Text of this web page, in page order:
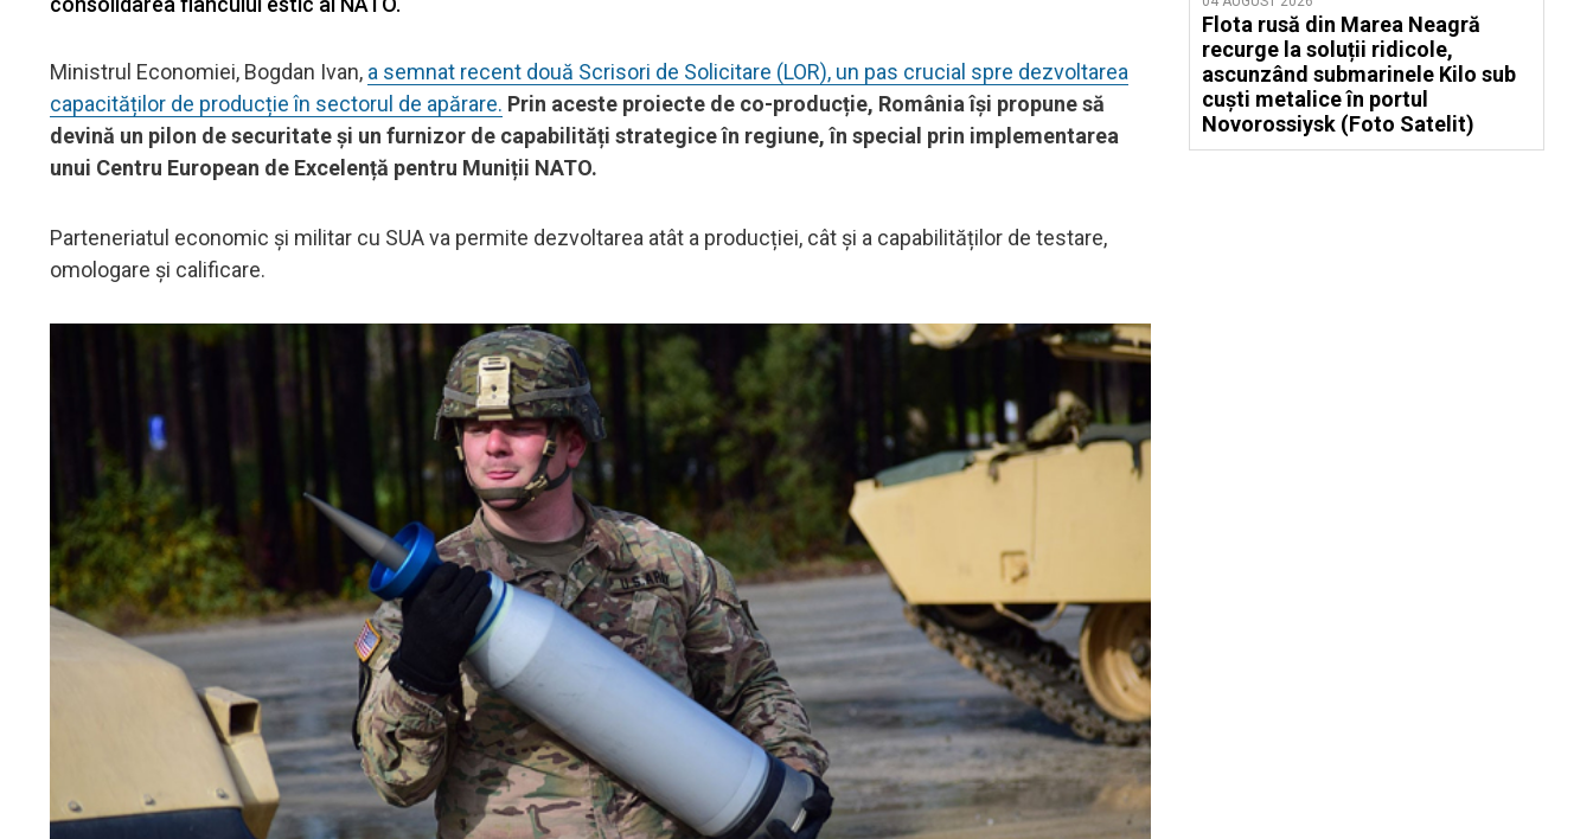
Ministrul Economiei, Bogdan Ivan, a semnat recent două Scrisori de Solicitare (LOR), un pas crucial spre dezvoltarea
capacităților de producție în sectorul de apărare. Prin aceste proiecte de co-producție, România își propune să
devină un pilon de securitate și un furnizor de capabilități strategice în regiune, în special prin implementarea
unui Centru European de Excelență pentru Muniții NATO.
Parteneriatul economic și militar cu SUA va permite dezvoltarea atât a producției, cât și a capabilităților de testare,
omologare și calificare.
Flota rusă din Marea Neagră
recurge la soluții ridicole,
ascunzând submarinele Kilo sub
cuști metalice în portul
Novorossiysk (Foto Satelit)